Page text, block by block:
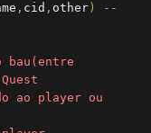
, cid , other )
--